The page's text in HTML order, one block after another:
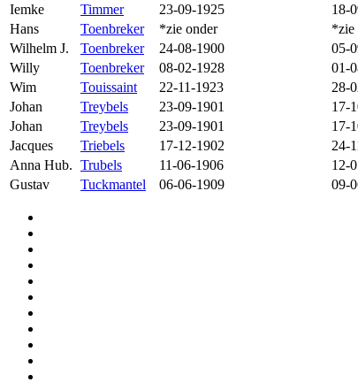
Iemke
Timmer 23-09-1925 18-
Hans
Toenbreker *zie onder *zie
Wilhelm J.
Toenbreker 24-08-1900 05-
Willy
Toenbreker 08-02-1928 01-
Wim
Touissaint 22-11-1923 28-
Johan
Treybels 23-09-1901 17-
Johan
Treybels 23-09-1901 17-
Jacques
Triebels 17-12-1902 24-
Anna Hub. Trubels 11-06-1906 12-
Gustav
Tuckmantel 06-06-1909 09-